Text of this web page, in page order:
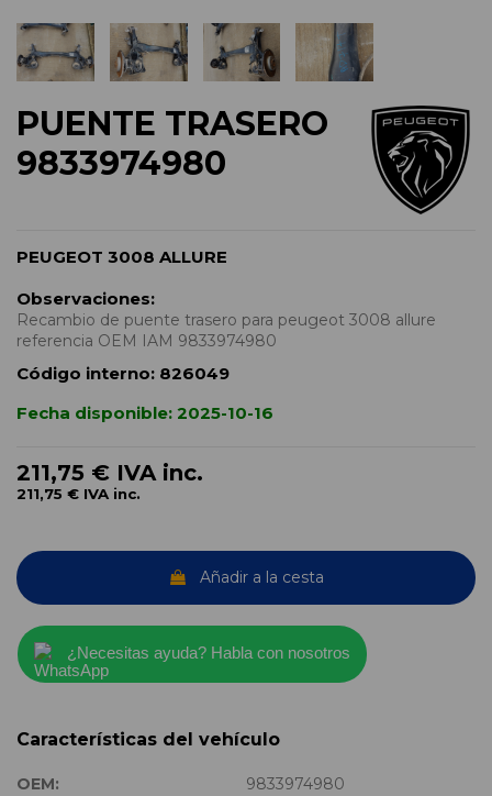
PUENTE TRASERO
9833974980
PEUGEOT 3008 ALLURE
Observaciones:
Recambio de puente trasero para peugeot 3008 allure
referencia OEM IAM 9833974980
Código interno: 826049
Fecha disponible: 2025-10-16
211,75 € IVA inc.
211,75 € IVA inc.
Añadir a la cesta
¿Necesitas ayuda? Habla con nosotros
Características del vehículo
OEM:
9833974980